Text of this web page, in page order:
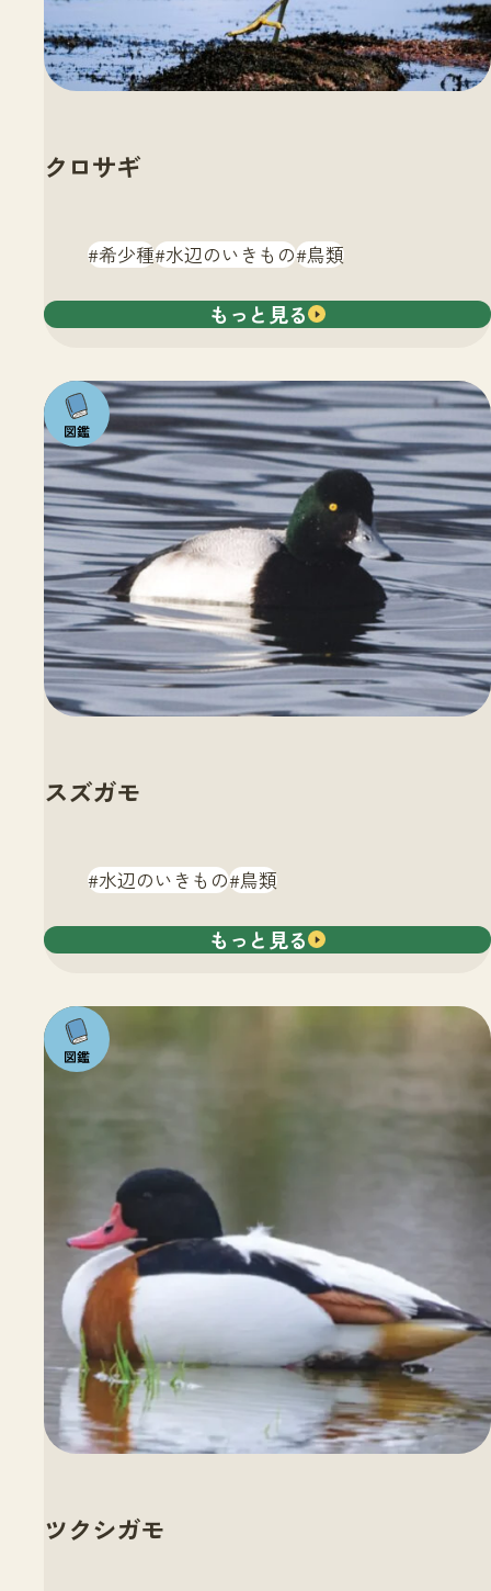
クロサギ
希少種 水辺のいきもの 鳥類
もっと見る
注目の
いきも
の
スズガモ
水辺のいきもの 鳥類
もっと見る
注目の
いきも
の
ツクシガモ